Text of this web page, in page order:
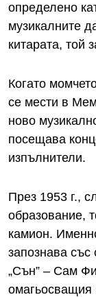
определено
музикалните
китарата, той
Когато
се мести в
ново
посещава
изпълнители.
През 1953 г.,
образование,
камион.
запознава със
„Сън” – Сам
омагьосващия